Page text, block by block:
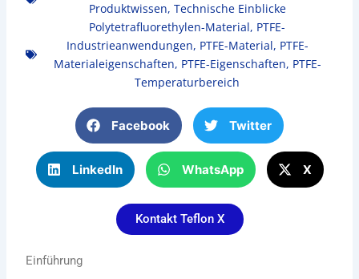
Produktwissen, Technische Einblicke
Polytetrafluorethylen-Material, PTFE-
Industrieanwendungen, PTFE-Material, PTFE-
Materialeigenschaften, PTFE-Eigenschaften, PTFE-
Temperaturbereich
Facebook Twitter
LinkedIn WhatsApp X
Kontakt Teflon X
Einführung